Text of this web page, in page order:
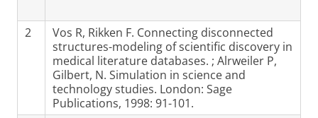
2
Vos R, Rikken F. Connecting disconnected
structures-modeling of scientific discovery in
medical literature databases. ; Alrweiler P,
Gilbert, N. Simulation in science and
technology studies. London: Sage
Publications, 1998: 91-101.